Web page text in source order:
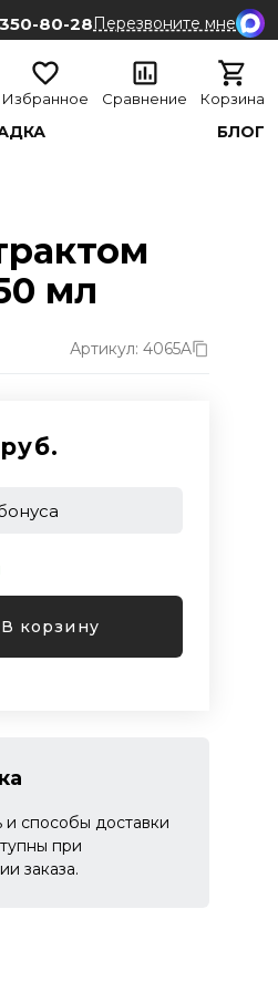
80-28Перезвоните мне
Избранное Сравнение Корзина
БЛОГ
мл
Артикул: 4065A
руб.
В корзину
и способы доставки
при
заказа.